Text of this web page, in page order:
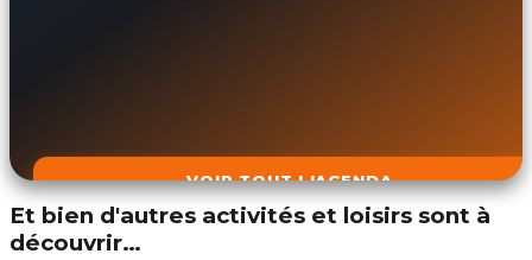
VOIR TOUT L'AGENDA
Et bien d'autres activités et loisirs sont à
découvrir…